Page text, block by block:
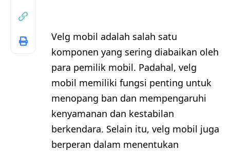
Velg mobil adalah salah satu
komponen yang sering diabaikan oleh
para pemilik mobil. Padahal, velg
mobil memiliki fungsi penting untuk
menopang ban dan mempengaruhi
kenyamanan dan kestabilan
berkendara. Selain itu, velg mobil juga
berperan dalam menentukan